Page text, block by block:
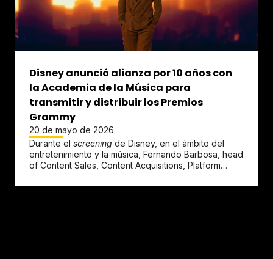
Disney anunció alianza por 10 años con
la Academia de la Música para
transmitir y distribuir los Premios
Grammy
20 de mayo de 2026
Durante el screening de Disney, en el ámbito del
entretenimiento y la música, Fernando Barbosa, head
of Content Sales, Content Acquisitions, Platform